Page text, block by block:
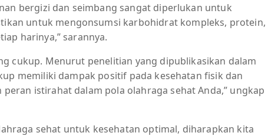
bergizi dan seimbang sangat diperlukan untuk
untuk mengonsumsi karbohidrat kompleks, protein,
harinya,” sarannya.
cukup. Menurut penelitian yang dipublikasikan dalam
memiliki dampak positif pada kesehatan fisik dan
peran istirahat dalam pola olahraga sehat Anda,” ungkap
sehat untuk kesehatan optimal, diharapkan kita